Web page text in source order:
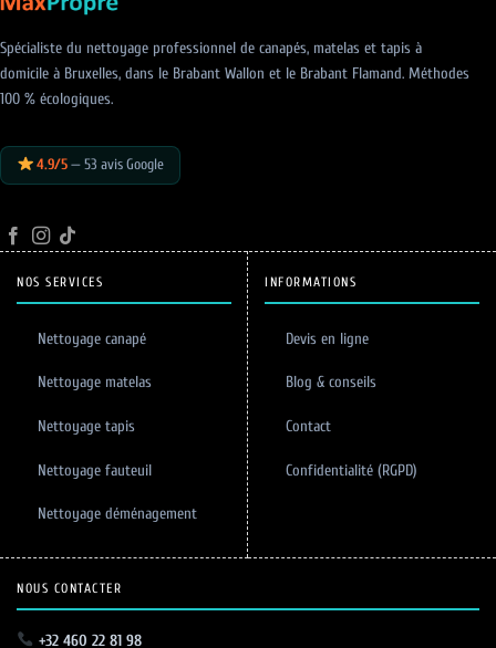
Spécialiste du nettoyage professionnel de canapés, matelas et tapis à
domicile à Bruxelles, dans le Brabant Wallon et le Brabant Flamand. Méthodes
100 % écologiques.
4.9/5— 53 avis Google
NOS SERVICES
Nettoyage canapé
Nettoyage matelas
Nettoyage tapis
Nettoyage fauteuil
Nettoyage déménagement
INFORMATIONS
Devis en ligne
Blog & conseils
Contact
Confidentialité (RGPD)
NOUS CONTACTER
+32 460 22 81 98